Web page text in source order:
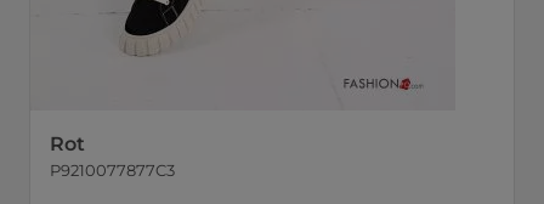
Rot
P9210077877C3